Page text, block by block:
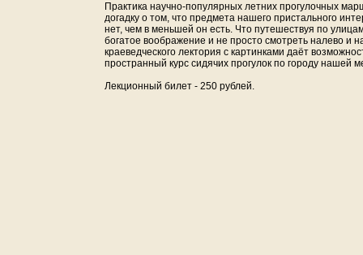
Практика научно-популярных летних прогулочных
догадку о том, что предмета нашего пристального
нет, чем в меньшей он есть. Что путешествуя по
богатое воображение и не просто смотреть налево и
краеведческого лектория с картинками даёт
пространный курс сидячих прогулок по городу нашей
Лекционный билет - 250 рублей.